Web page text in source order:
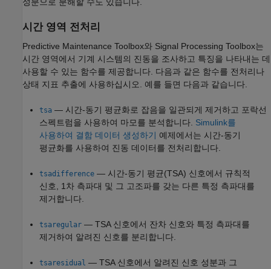
성분으로 분해할 수도 있습니다.
시간 영역 전처리
Predictive Maintenance Toolbox와 Signal Processing Toolbox는
시간 영역에서 기계 시스템의 진동을 조사하고 특징을 나타내는 데
사용할 수 있는 함수를 제공합니다. 다음과 같은 함수를 전처리나
상태 지표 추출에 사용하십시오. 예를 들면 다음과 같습니다.
tsa — 시간-동기 평균화로 잡음을 일관되게 제거하고 포락선
스펙트럼을 사용하여 마모를 분석합니다. Simulink를
사용하여 결함 데이터 생성하기 예제에서는 시간-동기
평균화를 사용하여 진동 데이터를 전처리합니다.
tsadifference — 시간-동기 평균(TSA) 신호에서 규칙적
신호, 1차 측파대 및 그 고조파를 갖는 다른 특정 측파대를
제거합니다.
tsaregular — TSA 신호에서 잔차 신호와 특정 측파대를
제거하여 알려진 신호를 분리합니다.
tsaresidual — TSA 신호에서 알려진 신호 성분과 그